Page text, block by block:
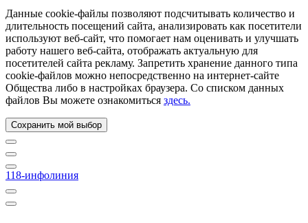
Данные cookie-файлы позволяют подсчитывать количество и
длительность посещений сайта, анализировать как посетители
используют веб-сайт, что помогает нам оценивать и улучшать
работу нашего веб-сайта, отображать актуальную для
посетителей сайта рекламу. Запретить хранение данного типа
cookie-файлов можно непосредственно на интернет-сайте
Общества либо в настройках браузера. Со списком данных
файлов Вы можете ознакомиться здесь.
Сохранить мой выбор
118-инфолиния